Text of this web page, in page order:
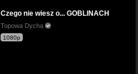
Czego nie wiesz o... GOBLINACH
Topowa Dycha
1080p